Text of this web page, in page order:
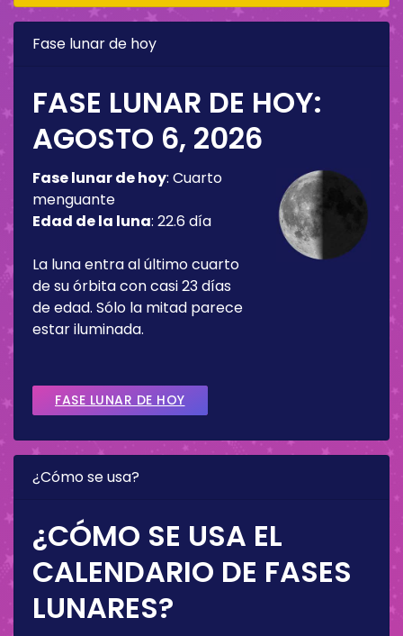
Fase lunar de hoy
FASE LUNAR DE HOY:
AGOSTO 6, 2026
Fase lunar de hoy: Cuarto
menguante
Edad de la luna: 22.6 día
La luna entra al último cuarto
de su órbita con casi 23 días
de edad. Sólo la mitad parece
estar iluminada.
FASE LUNAR DE HOY
¿Cómo se usa?
¿CÓMO SE USA EL
CALENDARIO DE FASES
LUNARES?